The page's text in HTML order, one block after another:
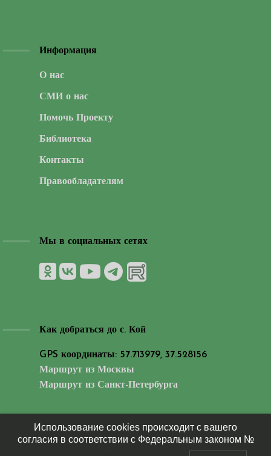
Информация
О нас
СМИ о нас
Помочь Проекту
Библиотека
Контакты
Правообладателям
Мы в социальных сетях
Как добраться до с. Кой
GPS координаты: 57.713979, 37.528156
Маршрут из Москвы
Маршрут из Санкт-Петербурга
Использование cookies происходит с вашего
согласия в соответствии с Федеральным законом №